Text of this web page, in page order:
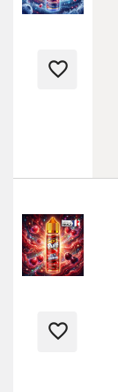
favorite_border
favorite_border